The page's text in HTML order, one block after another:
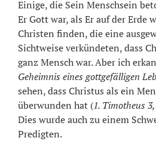
Einige, die Sein Menschsein
Er Gott war, als Er auf der Erde
Christen finden, die eine
Sichtweise verkündeten, dass
ganz Mensch war. Aber ich
Geheimnis eines gottgefälligen
sehen, dass Christus als ein
überwunden hat (1. Timotheus
Dies wurde auch zu einem
Predigten.